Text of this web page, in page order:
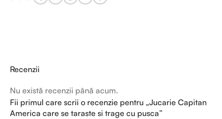
Recenzii
Nu există recenzii până acum.
Fii primul care scrii o recenzie pentru „Jucarie Capitan
America care se taraste si trage cu pusca”